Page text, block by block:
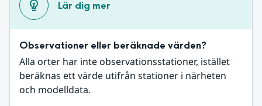
Lär dig mer
Observationer eller beräknade värden?
Alla orter har inte observationsstationer, istället
beräknas ett värde utifrån stationer i närheten
och modelldata.